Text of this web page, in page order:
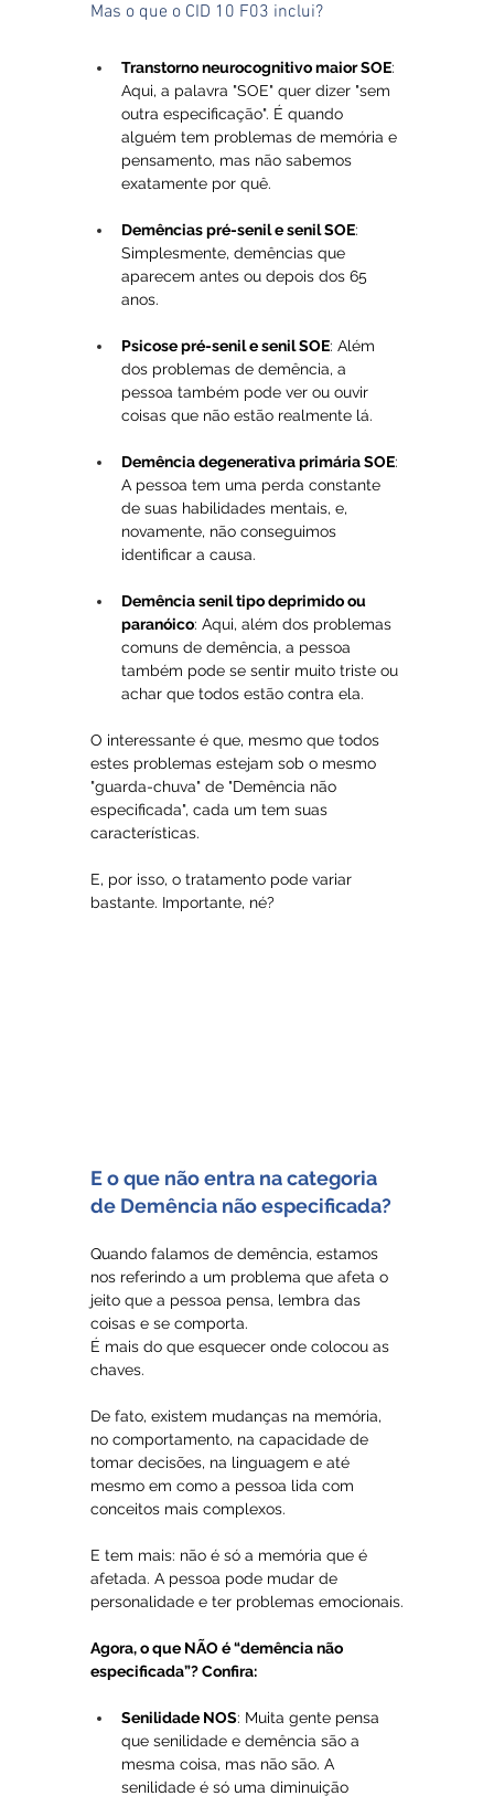
Mas o que o CID 10 F03 inclui?
Transtorno neurocognitivo maior SOE:
Aqui, a palavra "SOE" quer dizer "sem
outra especificação". É quando
alguém tem problemas de memória e
pensamento, mas não sabemos
exatamente por quê.
Demências pré-senil e senil SOE:
Simplesmente, demências que
aparecem antes ou depois dos 65
anos.
Psicose pré-senil e senil SOE: Além
dos problemas de demência, a
pessoa também pode ver ou ouvir
coisas que não estão realmente lá.
Demência degenerativa primária SOE:
A pessoa tem uma perda constante
de suas habilidades mentais, e,
novamente, não conseguimos
identificar a causa.
Demência senil tipo deprimido ou
paranóico: Aqui, além dos problemas
comuns de demência, a pessoa
também pode se sentir muito triste ou
achar que todos estão contra ela.
O interessante é que, mesmo que todos
estes problemas estejam sob o mesmo
"guarda-chuva" de "Demência não
especificada", cada um tem suas
características.
E, por isso, o tratamento pode variar
bastante. Importante, né?
E o que não entra na categoria
de Demência não especificada?
Quando falamos de demência, estamos
nos referindo a um problema que afeta o
jeito que a pessoa pensa, lembra das
coisas e se comporta.
É mais do que esquecer onde colocou as
chaves.
De fato, existem mudanças na memória,
no comportamento, na capacidade de
tomar decisões, na linguagem e até
mesmo em como a pessoa lida com
conceitos mais complexos.
E tem mais: não é só a memória que é
afetada. A pessoa pode mudar de
personalidade e ter problemas emocionais.
Agora, o que NÃO é “demência não
especificada”? Confira:
Senilidade NOS: Muita gente pensa
que senilidade e demência são a
mesma coisa, mas não são. A
senilidade é só uma diminuição